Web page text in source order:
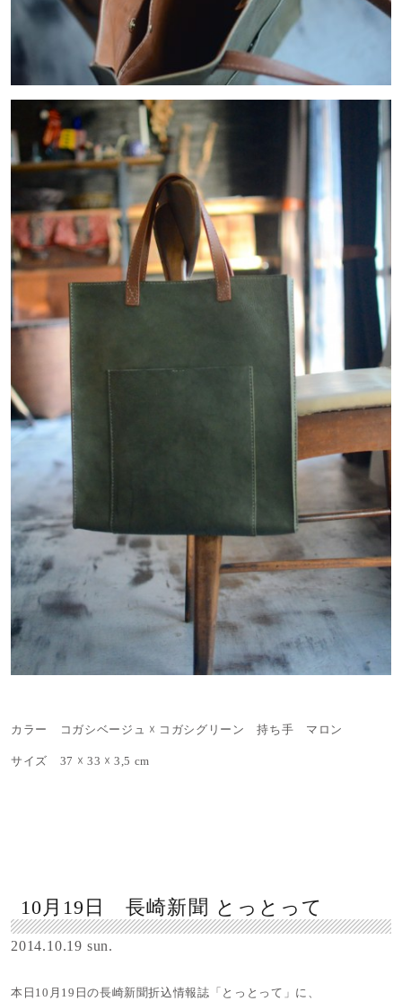
カラー コガシベージュ ☓ コガシグリーン 持ち手 マロン
サイズ 37 ☓ 33 ☓ 3,5 cm
10月19日 長崎新聞 とっとって
2014.10.19 sun.
本日10月19日の長崎新聞折込情報誌「とっとって」に、